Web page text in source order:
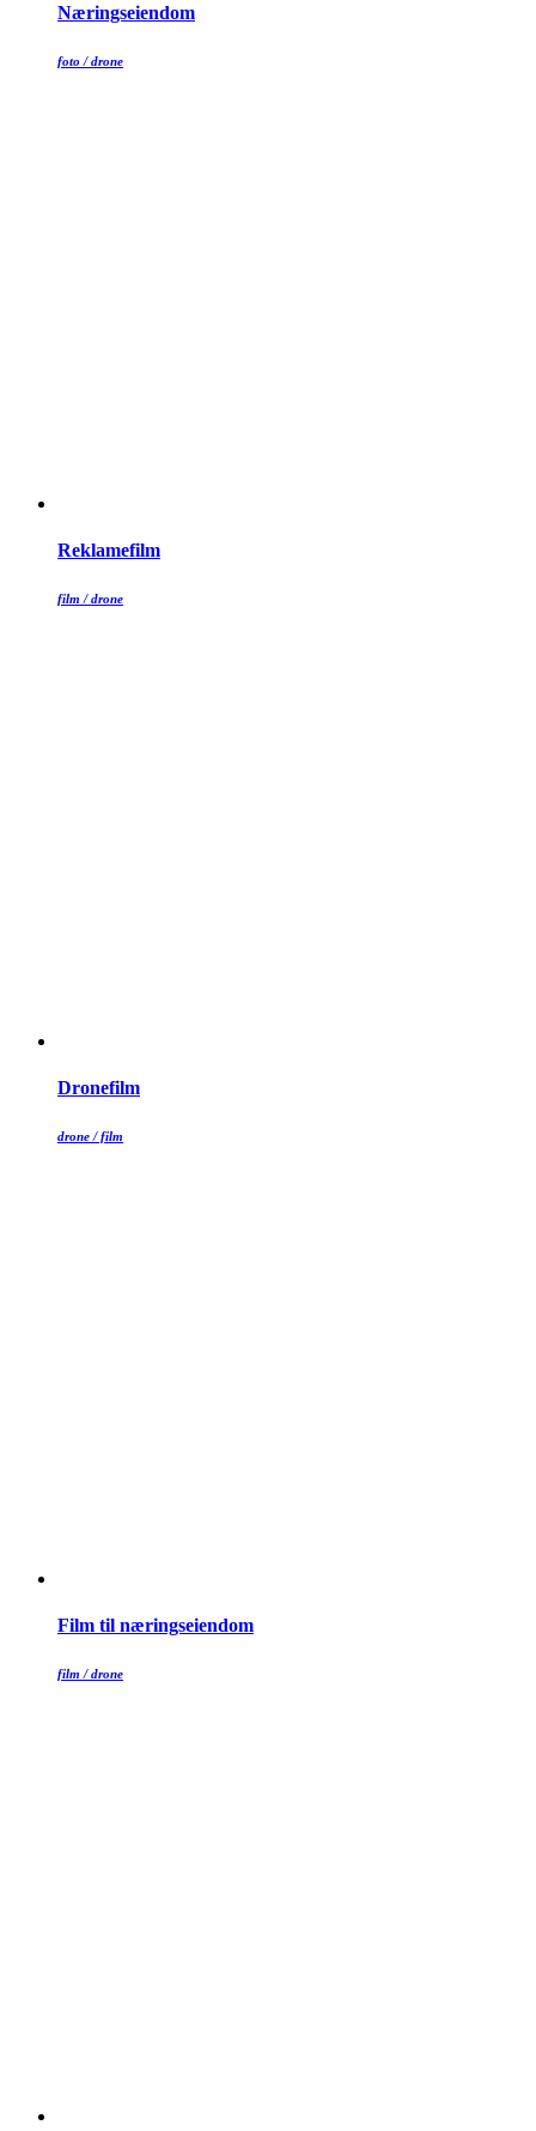
Næringseiendom
foto / drone
Reklamefilm
film / drone
Dronefilm
drone / film
Film til næringseiendom
film / drone